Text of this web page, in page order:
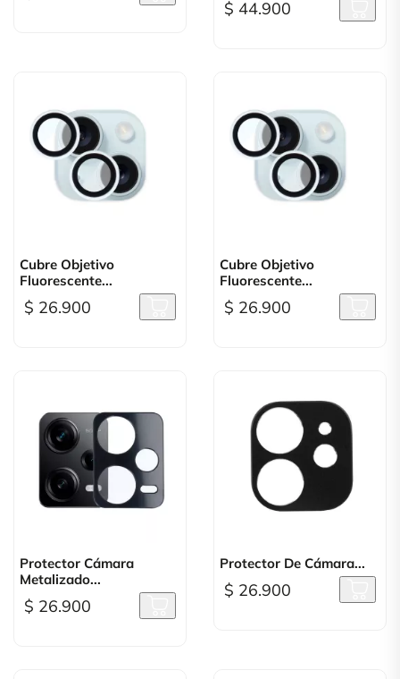
$ 44.900
Cubre Objetivo
Fluorescente...
$ 26.900
Cubre Objetivo
Fluorescente...
$ 26.900
Protector Cámara
Metalizado...
$ 26.900
Protector De Cámara...
$ 26.900